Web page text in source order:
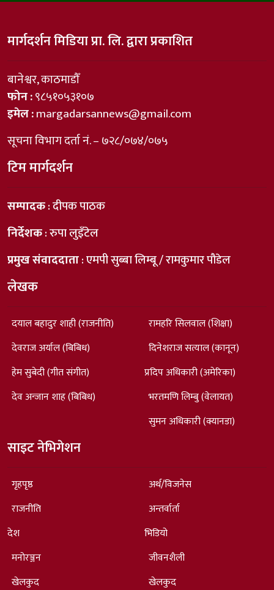
मार्गदर्शन मिडिया प्रा. लि. द्वारा प्रकाशित
बानेश्वर, काठमाडौँ
फोन :९८५१०५३१०७
इमेल :margadarsannews@gmail.com
सूचना विभाग दर्ता नं. – ७२८/०७४/०७५
टिम मार्गदर्शन
सम्पादक: दीपक पाठक
निर्देशक: रुपा लुइँटेल
प्रमुख संवाददाता: एमपी सुब्बा लिम्बू / रामकुमार पौडेल
लेखक
दयाल बहादुर शाही (राजनीति)
देवराज अर्याल (बिबिध)
हेम सुबेदी (गीत संगीत)
देव अन्जान शाह (बिबिध)
रामहरि सिलवाल (शिक्षा)
दिनेशराज सत्याल (कानून)
प्रदिप अधिकारी (अमेरिका)
भरतमणि लिम्बु (वेलायत)
सुमन अधिकारी (क्यानडा)
साइट नेभिगेशन
गृहपृष्ठ
राजनीति
देश
मनोरञ्जन
खेलकुद
अर्थ/विजनेस
अन्तर्वार्ता
भिडियो
जीवनशैली
खेलकुद